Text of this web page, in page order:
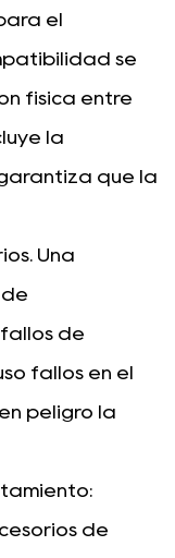
el
se
física entre
la
que la
Una
de
de
fallos en el
peligro la
de